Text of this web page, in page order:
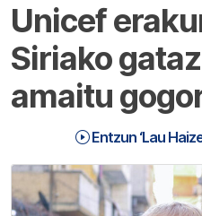
Unicef
Siriako
amaitu
Entzun ‘Lau